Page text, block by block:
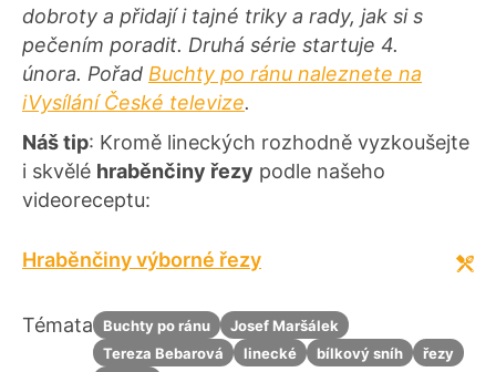
dobroty a přidají i tajné triky a rady, jak si s
pečením poradit. Druhá série startuje 4.
února. Pořad Buchty po ránu naleznete na
iVysílání České televize.
Náš tip: Kromě lineckých rozhodně vyzkoušejte
i skvělé hraběnčiny řezy podle našeho
videoreceptu:
Hraběnčiny výborné řezy
Témata Buchty po ránu
Josef Maršálek
Tereza Bebarová
linecké bílkový sníh
řezy